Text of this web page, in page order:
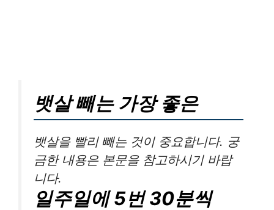
뱃살 빼는 가장 좋은
뱃살을 빨리 빼는 것이 중요합니다. 궁
금한 내용은 본문을 참고하시기 바랍
니다.
일주일에 5번 30분씩